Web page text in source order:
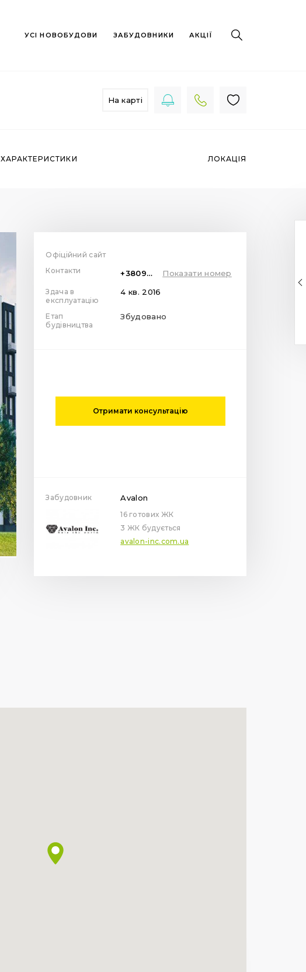
УСІ НОВОБУДОВИ ЗАБУДОВНИКИ АКЦІЇ
На карті
ХАРАКТЕРИСТИКИ ЛОКАЦІЯ
Офіційний сайт
Контакти
+380997878287 Показати номер
Здача в
експлуатацію
4 кв. 2016
Етап
будівництва
Збудовано
Отримати консультацію
Забудовник Avalon
16 готових ЖК
3 ЖК будується
avalon-inc.com.ua